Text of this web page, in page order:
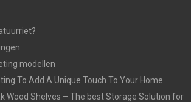
modellen
To Add A Unique Touch To Your Home
Wood Shelves – The best Storage Solution for